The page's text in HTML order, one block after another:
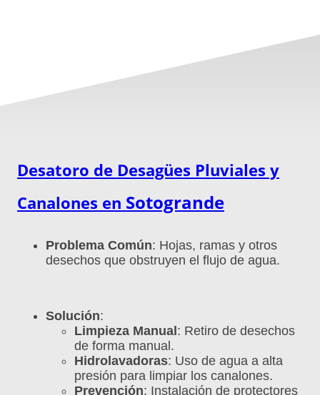
Desatoro de Desagües Pluviales y
Canalones en Sotogrande
Problema Común: Hojas, ramas y otros
desechos que obstruyen el flujo de agua.
Solución:
Limpieza Manual : Retiro de desechos
de forma manual.
Hidrolavadoras: Uso de agua a alta
presión para limpiar los canalones.
Prevención: Instalación de protectores